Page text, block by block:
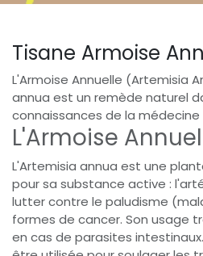
Tisane Armoise
L'Armoise Annuelle (Artemisia
annua est un remède naturel
connaissances de la
L'Armoise
L'Artemisia annua est une
pour sa substance active :
lutter contre le paludisme
formes de cancer. Son usage
en cas de parasites